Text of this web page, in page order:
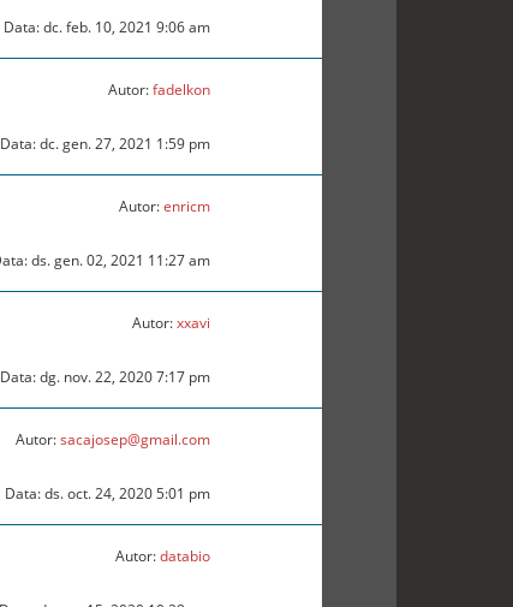
Data: dc. feb. 10, 2021 9:06 am
Autor:fadelkon
Data: dc. gen. 27, 2021 1:59 pm
Autor:enricm
ds. gen. 02, 2021 11:27 am
Autor:xxavi
Data: dg. nov. 22, 2020 7:17 pm
Autor:sacajosep@gmail.com
Data: ds. oct. 24, 2020 5:01 pm
Autor:databio